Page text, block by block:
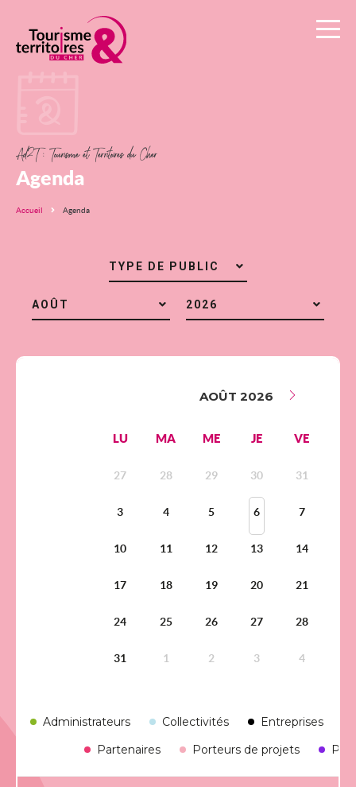
Ad2T
Territoires
Ad2T : Tourisme et Territoires du Cher
Agenda
Accueil Agenda
AOÛT 2026
LU MA ME JE VE
27 28 29 30 31
3 4 5 6 7
10 11 12 13 14
17 18 19 20 21
24 25 26 27 28
31 1 2 3 4
Administrateurs Collectivités Entreprises
Partenaires
Porteurs de projets